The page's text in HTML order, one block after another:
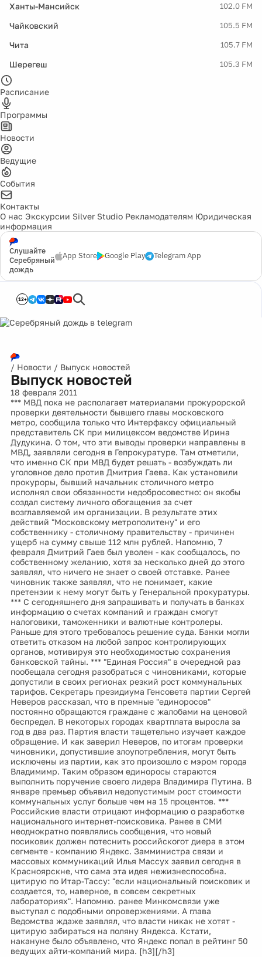
Ханты-Мансийск 102.0 FM
Чайковский 105.5 FM
Чита 105.7 FM
Шерегеш 105.3 FM
Расписание
Программы
Новости
Ведущие
События
Контакты
О нас Экскурсии Silver Studio Рекламодателям Юридическая
информация
Слушайте
Серебряный
дождь
App Store Google Play Telegram App
12+
/ Новости / Выпуск новостей
Выпуск новостей
18 февраля 2011
*** МВД пока не располагает материалами прокурорской
проверки деятельности бывшего главы московского
метро, сообщила только что Интерфаксу официальный
представитель СК при милицексом ведомстве Ирина
Дудукина. О том, что эти выводы проверки направлены в
МВД, заявляли сегодня в Гепрокуратуре. Там отметили,
что именно СК при МВД будет решать - возбуждать ли
уголовное дело против Дмитрия Гаева. Как установили
прокуроры, бывший начальник столичного метро
исполнял свои обязанности недобросовестно: он якобы
создал систему личного обогащения за счет
возглавляемой им организации. В результате этих
действий "Московскому метрополитену" и его
собственнику - столичному правительству - причинен
ущерб на сумму свыше 112 млн рублей. Напомню, 7
февраля Дмитрий Гаев был уволен - как сообщалось, по
собственному желанию, хотя за несколько дней до этого
заявлял, что ничего не знает о своей отставке. Ранее
чиновник также заявлял, что не понимает, какие
претензии к нему могут быть у Генеральной прокуратуры.
*** С сегодняшнего дня запрашивать и получать в банках
информацию о счетах компаний и граждан смогут
налоговики, таможенники и валютные контролеры.
Раньше для этого требовалось решение суда. Банки могли
ответить отказом на любой запрос контролирующих
органов, мотивируя это необходимостью сохранения
банковской тайны. *** "Единая Россия" в очередной раз
пообещала сегодня разобраться с чиновниками, которые
допустили в своих регионах резкий рост коммунальных
тарифов. Секретарь президиума Генсовета партии Сергей
Неверов рассказал, что в премные "единоросов"
постоянно обращаются граждане с жалобами на ценовой
беспредел. В некоторых городах квартплата выросла за
год в два раз. Партия власти тащетельно изучает каждое
обращение. И как заверил Неверов, по итогам проверки
чиновники, допустившие злоупотребления, могут быть
исключены из партии, как это произошло с мэром города
Владимимр. Таким образом единоросы стараются
выполнить поручение своего лидера Владимира Путина. В
январе премьер объявил недопустимым рост стоимости
коммунальных услуг больше чем на 15 процентов. ***
Российские власти отрицают информацию о разработке
национального интернет-поисковика. Ранее в СМИ
неоднократно появлялись сообщения, что новый
посиковик должен потеснить российскогот диера в этом
сегменте - компанию Яндекс. Замминистра связи и
массовых коммуникаций Илья Массух заявил сегодня в
Красноярскне, что сама эта идея нежизнеспособна.
цитирую по Итар-Тассу: "если национальный поисковик и
создается, то, наверное, в совсем секретных
лабораториях". Напомню. ранее Минкомсвязи уже
выступал с подобными опровержениями. А глава
Ведомства ждаже заявлял, что власти никак не хотят -
цитирую забираться на поляну Яндекса. Кстати,
накануне было объявлено, что Яндекс попал в рейтинг 50
ведущих айти-компаний мира. [h3][/h3]